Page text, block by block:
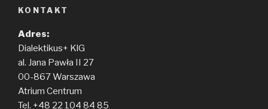
KONTAKT
Adres:
Dialektikus+ KlG
al. Jana Pawła II 27
00-867 Warszawa
Atrium Centrum
Tel. +48 22 104 84 85